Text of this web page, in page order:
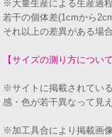
※大量生産による生産過
若干の個体差(1cmから
それ以上の差異がある場
【サイズの測り方につい
※サイトに掲載されてい
感・色が若干異なって見
※加工具合により掲載画